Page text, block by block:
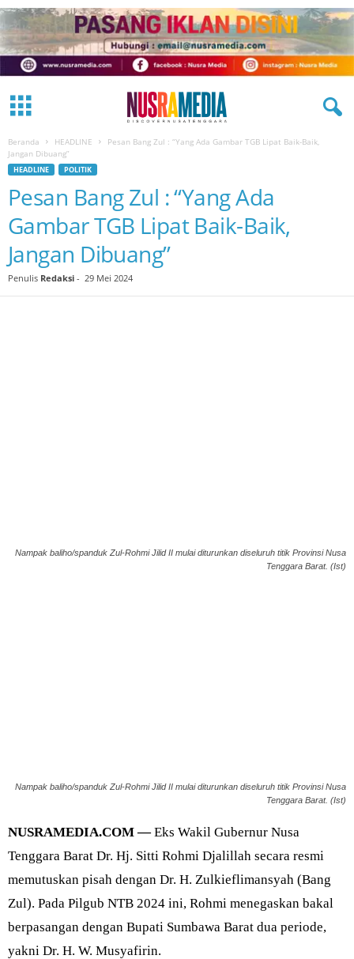
Beranda HEADLINE
Pesan Bang Zul : “Yang Ada Gambar TGB Lipat Baik-Baik,
Jangan Dibuang”
HEADLINE POLITIK
Pesan Bang Zul : “Yang Ada
Gambar TGB Lipat Baik-Baik,
Jangan Dibuang”
Penulis Redaksi - 29 Mei 2024
Nampak baliho/spanduk Zul-Rohmi Jilid II mulai diturunkan diseluruh titik Provinsi Nusa
Tenggara Barat. (Ist)
Nampak baliho/spanduk Zul-Rohmi Jilid II mulai diturunkan diseluruh titik Provinsi Nusa
Tenggara Barat. (Ist)
NUSRAMEDIA.COM —Eks Wakil Gubernur Nusa
Tenggara Barat Dr. Hj. Sitti Rohmi Djalillah secara resmi
memutuskan pisah dengan Dr. H. Zulkieflimansyah (Bang
Zul). Pada Pilgub NTB 2024 ini, Rohmi menegaskan bakal
berpasangan dengan Bupati Sumbawa Barat dua periode,
yakni Dr. H. W. Musyafirin.